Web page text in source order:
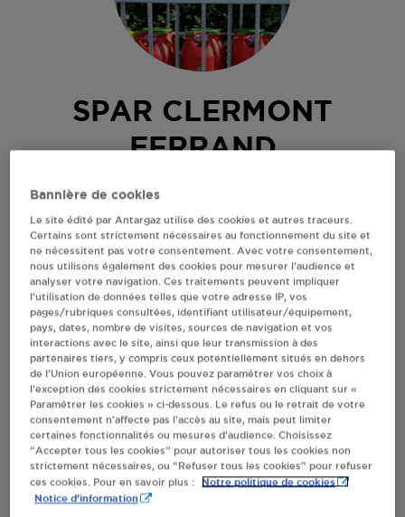
SPAR CLERMONT
FERRAND
123 RUE SULLY
Revendeur de bouteilles de gaz
S'Y RENDRE
AFFICHER LE TÉLÉPHONE
RECEVOIR LES COORDONNÉES DU REVENDEUR
En cliquant sur « S’y rendre », j’autorise le traitement
d’informations (dont mon adresse IP) et leur transfert hors UE
par Google Maps afin d’afficher la carte.
En savoir plus
Bannière de cookies
Le site édité par Antargaz utilise des cookies et autres traceurs.
Certains sont strictement nécessaires au fonctionnement du site et
ne nécessitent pas votre consentement. Avec votre consentement,
nous utilisons également des cookies pour mesurer l’audience et
analyser votre navigation. Ces traitements peuvent impliquer
l’utilisation de données telles que votre adresse IP, vos
pages/rubriques consultées, identifiant utilisateur/équipement,
pays, dates, nombre de visites, sources de navigation et vos
interactions avec le site, ainsi que leur transmission à des
partenaires tiers, y compris ceux potentiellement situés en dehors
de l’Union européenne. Vous pouvez paramétrer vos choix à
l’exception des cookies strictement nécessaires en cliquant sur «
Paramétrer les cookies » ci-dessous. Le refus ou le retrait de votre
consentement n’affecte pas l’accès au site, mais peut limiter
certaines fonctionnalités ou mesures d’audience. Choisissez
“Accepter tous les cookies” pour autoriser tous les cookies non
strictement nécessaires, ou “Refuser tous les cookies” pour refuser
ces cookies. Pour en savoir plus :
Notre politique de cookies
Notice d'information